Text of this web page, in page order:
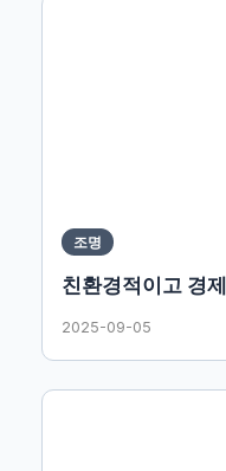
조명
친환경적이고 경
2025-09-05